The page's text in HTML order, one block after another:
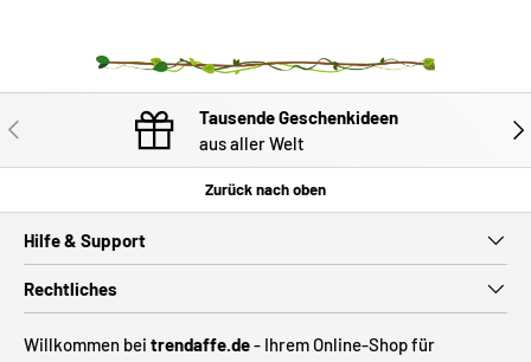
VORHERIGE
Tausende Geschenkideen
aus aller Welt
Zurück nach oben
Hilfe & Support
Rechtliches
Willkommen bei trendaffe.de- Ihrem Online-Shop für